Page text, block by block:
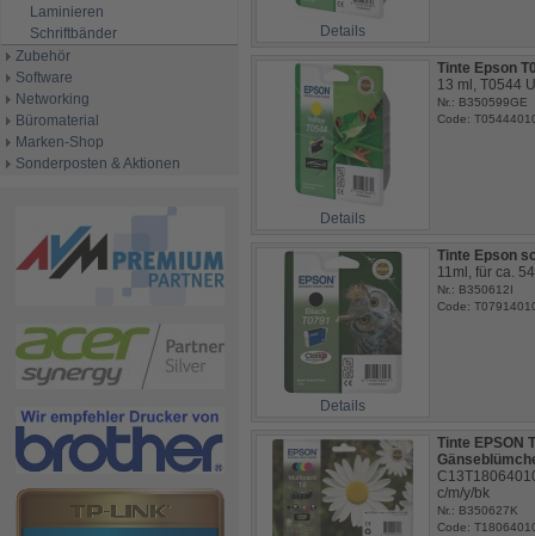
Laminieren
Schriftbänder
Zubehör
Software
Networking
Büromaterial
Marken-Shop
Sonderposten & Aktionen
Details
Details
Tinte Epson
13 ml, T0544
Nr.: B350599GE
Code:
Details
Tinte Epson
11ml, für ca.
Nr.: B350612I
Code:
Tinte EPSON
c/m/y/bk
Nr.: B350627K
Code: